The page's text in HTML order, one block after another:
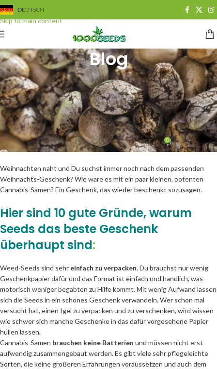
Skip to navigation
Skip to main content
DEUTSCH
Blog
GROWING
10 Gründe, warum Cannabis-
Samen das beste Weihnachts-
Geschenk überhaupt sind
Juan CervantesOn 24. November 2013 0
Weihnachten naht und Du suchst immer noch nach dem passenden
Weihnachts-Geschenk? Wie wäre es mit ein paar kleinen, potenten
Cannabis-Samen? Ein Geschenk, das wieder beschenkt sozusagen.
Hier sind 10 gute Gründe, warum
Seeds das beste Geschenk
überhaupt sind:
Weed-Seeds sind sehr einfach zu verpacken. Du brauchst nur wenig
Geschenkpapier dafür und das Format ist einfach und handlich, was
motorisch weniger begabten zu Hilfe kommt. Mit wenig Aufwand lassen
sich die Seeds in ein schönes Geschenk verwandeln. Wer schon mal
versucht hat, einen Igel zu verpacken und zu verschenken, wird wissen
wie schwer sich manche Geschenke in das dafür vorgesehene Papier
hüllen lassen.
Cannabis-Samen brauchen keine Batterien und müssen nicht erst
aufwendig zusammengebaut werden. Es gibt viele sehr pflegeleichte
Sorten, die keine größeren Erfahrungen voraussetzen und auch dem